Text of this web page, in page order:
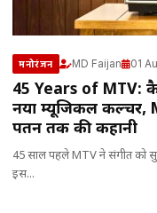
मनोरंजन MD Faijan 01
45 Years of MTV:
नया म्यूजिकल कल्चर,
पतन तक की कहानी
45 साल पहले MTV ने संगीत को
इस...